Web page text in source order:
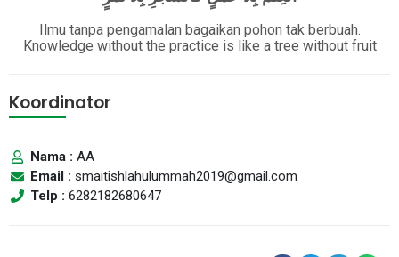
Ilmu tanpa pengamalan bagaikan pohon takberbuah.
Knowledge without the practice is like a tree without fruit
Koordinator
Nama : AA
Email : smaitishlahulummah2019@gmail.com
Telp : 6282182680647